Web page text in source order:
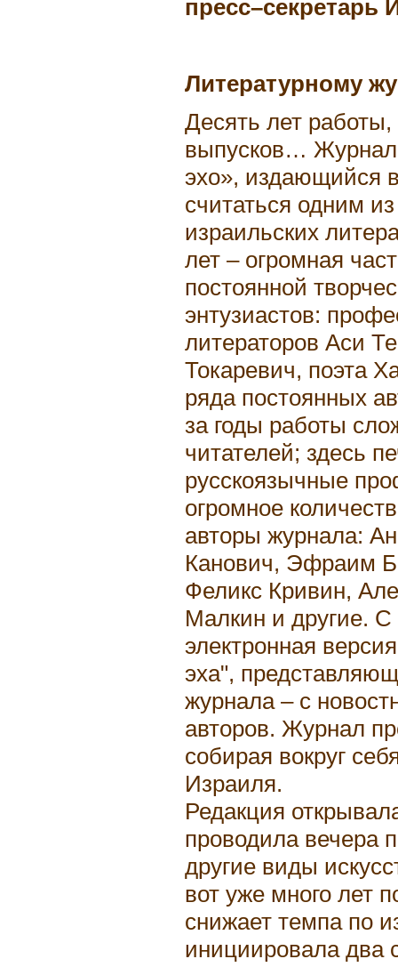
Литературному
Десять лет
выпусков… Журнал
эхо», издающийся
считаться одним
израильских
лет – огромная
постоянной
энтузиастов:
литераторов Аси
Токаревич, поэта
ряда постоянных
за годы работы
читателей; здесь
русскоязычные
огромное
авторы журнала:
Канович, Эфраим
Феликс Кривин,
Малкин и другие. С
электронная
эха",
журнала – с
авторов. Журнал
собирая вокруг
Израиля.
Редакция
проводила вечера
другие виды
вот уже много лет
снижает темпа по
инициировала два